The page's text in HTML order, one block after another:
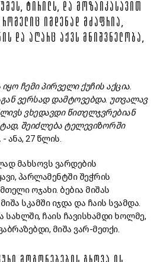
ᲢᲘᲠᲘᲚᲡ, ᲓᲐ ᲛᲝᲖᲐᲘᲙᲐᲡᲐᲕᲘᲗ
ᲘᲛᲓᲔᲜᲐᲓ ᲛᲫᲐᲤᲠᲘᲐ,
ᲓᲐ ᲐᲦᲐᲠᲪ ᲐᲥᲕᲡ ᲛᲜᲘᲨᲕᲜᲔᲚᲝᲑᲐ,
ჩემი პირველი ქუჩის აქცია.
ვერსად დამტოვებდა. უთვალავ
ვხედავდი წითელჯვრებიან
შეიძლება ტელევიზორში
- ანა, 27 წლის.
მახსოვს ვარდების
პარლამენტში შეჭრის
ოჯახი. ბებია მიშას
სკამში იჯდა და ჩაის სვამდა.
სახლში, ჩაის ჩავისხამდი ხოლმე,
მიშა ვარ-მეთქი.